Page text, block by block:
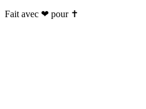
Fait avec ❤ pour ✝️️